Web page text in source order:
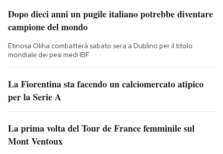
Dopo dieci anni un pugile italiano potrebbe diventare
campione del mondo
Etinosa Oliha combatterà sabato sera a Dublino per il titolo
mondiale dei pesi medi IBF
La Fiorentina sta facendo un calciomercato atipico
per la Serie A
La prima volta del Tour de France femminile sul
Mont Ventoux